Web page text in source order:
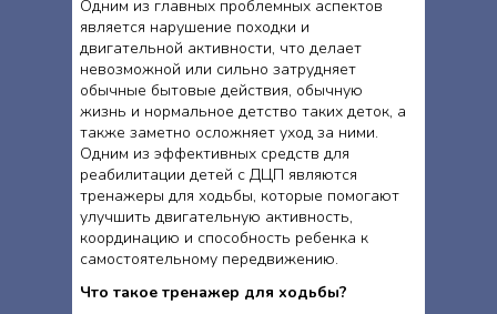
Одним из главных проблемных аспектов
является нарушение походки и
двигательной активности, что делает
невозможной или сильно затрудняет
обычные бытовые действия, обычную
жизнь и нормальное детство таких деток, а
также заметно осложняет уход за ними.
Одним из эффективных средств для
реабилитации детей с ДЦП являются
тренажеры для ходьбы, которые помогают
улучшить двигательную активность,
координацию и способность ребенка к
самостоятельному передвижению.
Что такое тренажер для ходьбы?